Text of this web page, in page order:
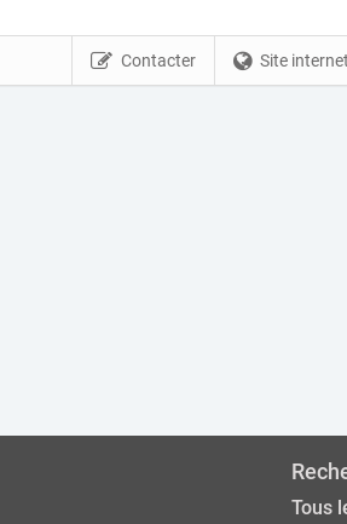
Site internet
Contacter
Tous